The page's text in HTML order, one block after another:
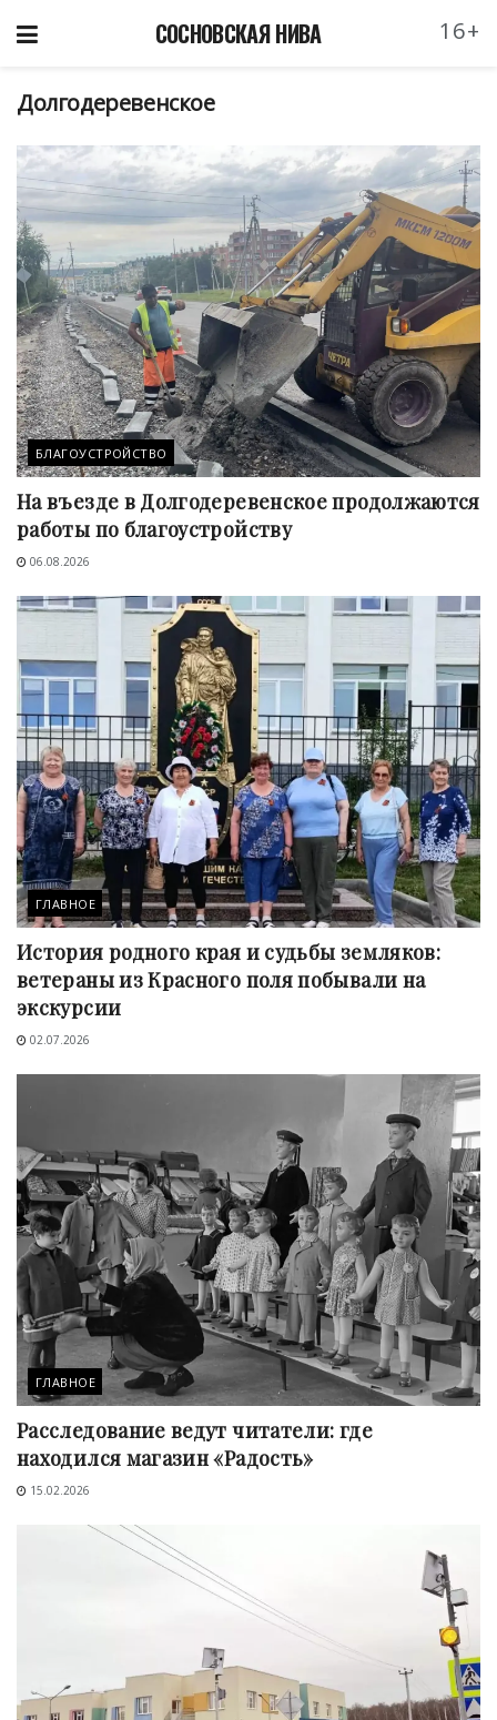
СОСНОВСКАЯ НИВА 16+
Долгодеревенское
БЛАГОУСТРОЙСТВО
На въезде в Долгодеревенское продолжаются
работы по благоустройству
06.08.2026
ГЛАВНОЕ
История родного края и судьбы земляков:
ветераны из Красного поля побывали на
экскурсии
02.07.2026
ГЛАВНОЕ
Расследование ведут читатели: где
находился магазин «Радость»
15.02.2026